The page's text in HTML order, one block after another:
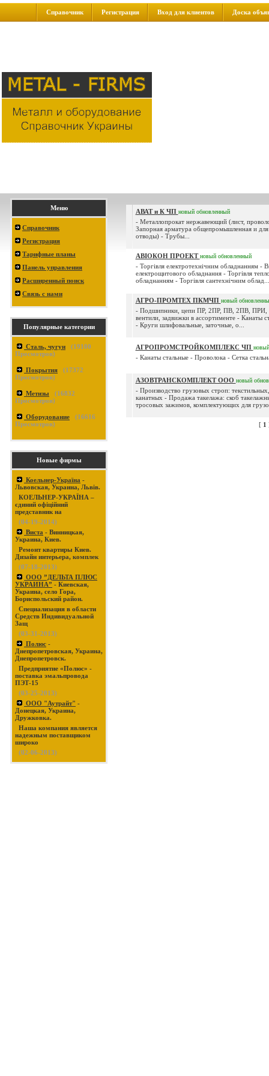
Справочник Регистрация Вход для клиентов Доска
Меню
Справочник
Регистрация
Тарифные планы
Панель управления
Расширенный поиск
Связь с нами
Популярные категории
Сталь, чугун (19100
Просмотров)
Покрытия (17372
Просмотров)
Метизы (16832
Просмотров)
Оборудование (16616
Просмотров)
Новые фирмы
Коельнер-Україна -
Львовская, Украина, Львів.
КОЕЛЬНЕР-УКРАЇНА –
єдиний офіційний
представник на
(04-19-2014)
Виста - Винницкая,
Украина, Киев.
Ремонт квартиры Киев.
Дизайн интерьера, комплек
(07-18-2013)
ООО ”ДЕЛЬТА ПЛЮС
УКРАИНА” - Киевская,
Украина, село Гора,
Бориспольский район.
Специализация в области
Средств Индивидуальной
Защ
(03-31-2013)
Полюс -
Днепропетровская, Украина,
Днепропетровск.
Предприятие «Полюс» -
поставка эмальпровода
ПЭТ-15
(03-25-2013)
ООО "Аутрайт" -
Донецкая, Украина,
Дружковка.
Наша компания является
надежным поставщиком
широко
(02-06-2013)
АВАТ и К ЧП новый обновленный
- Металлопрокат нержавеющий (лист,
Запорная арматура общепромышленная и
отводы) - Трубы...
АВІОКОН ПРОЕКТновый обновленный
- Торгівля електротехнічним обладнанням -
електрощитового обладнання - Торгівля
обладнанням - Торгівля сантехнічним облад...
АГРО-ПРОМТЕХ ПКМЧП новый
- Подшипники, цепи ПР, 2ПР, ПВ, 2ПВ, ПРИ,
вентили, задвижки в ассортименте - Канаты
- Круги шлифовальные, заточные, о...
АГРОПРОМСТРОЙКОМПЛЕКС ЧП новый
- Канаты стальные - Проволока - Сетка
АЗОВТРАНСКОМПЛЕКТ ООО новый
- Производство грузовых строп:
канатных - Продажа такелажа: скоб
тросовых зажимов, комплектующих для
[ 1